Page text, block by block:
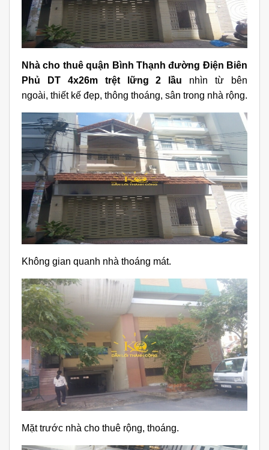
Nhà cho thuê quận Bình Thạnh đường Điện Biên
Phủ DT 4x26m trệt lững 2 lầu nhìn từ bên
ngoài, thiết kế đẹp, thông thoáng, sân trong nhà rộng.
Không gian quanh nhà thoáng mát.
Mặt trước nhà cho thuê rộng, thoáng.